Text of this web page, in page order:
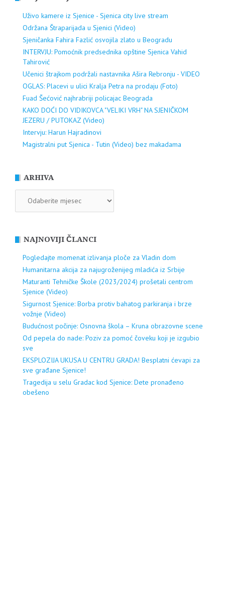
Uživo kamere iz Sjenice - Sjenica city live stream
Održana Štraparijada u Sjenici (Video)
Sjeničanka Fahira Fazlić osvojila zlato u Beogradu
INTERVJU: Pomoćnik predsednika opštine Sjenica Vahid
Tahirović
Učenici štrajkom podržali nastavnika Ašira Rebronju - VIDEO
OGLAS: Placevi u ulici Kralja Petra na prodaju (Foto)
Fuad Šećović najhrabriji policajac Beograda
KAKO DOĆI DO VIDIKOVCA "VELIKI VRH" NA SJENIČKOM
JEZERU / PUTOKAZ (Video)
Intervju: Harun Hajradinovi
Magistralni put Sjenica - Tutin (Video) bez makadama
ARHIVA
NAJNOVIJI ČLANCI
Pogledajte momenat izlivanja ploče za Vladin dom
Humanitarna akcija za najugroženijeg mladića iz Srbije
Maturanti Tehničke Škole (2023/2024) prošetali centrom
Sjenice (Video)
Sigurnost Sjenice: Borba protiv bahatog parkiranja i brze
vožnje (Video)
Budućnost počinje: Osnovna škola – Kruna obrazovne scene
Od pepela do nade: Poziv za pomoć čoveku koji je izgubio
sve
EKSPLOZIJA UKUSA U CENTRU GRADA! Besplatni ćevapi za
sve građane Sjenice!
Tragedija u selu Gradac kod Sjenice: Dete pronađeno
obešeno